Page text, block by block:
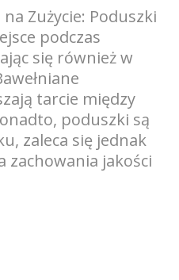
Zużycie: Poduszki
podczas
się również w
tarcie między
poduszki są
zaleca się jednak
zachowania jakości